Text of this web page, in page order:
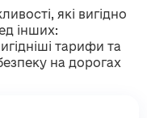
які вигідно
інших:
тарифи та
на дорогах